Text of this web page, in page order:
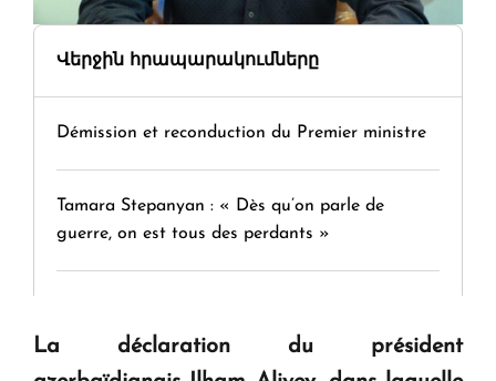
Վերջին հրապարակումները
Démission et reconduction du Premier ministre
Tamara Stepanyan : « Dès qu’on parle de
guerre, on est tous des perdants »
question d'un référendum ne se pose pas. "
La déclaration du président